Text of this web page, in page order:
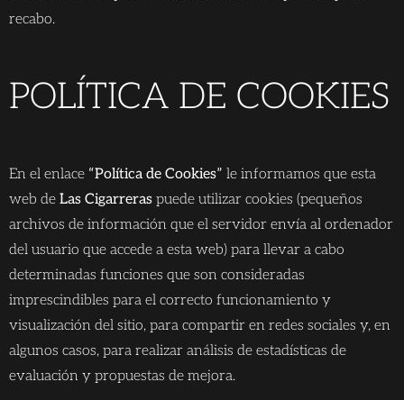
recabo.
POLÍTICA DE COOKIES
En el enlace “Política de Cookies” le informamos que esta
web de Las Cigarreras puede utilizar cookies (pequeños
archivos de información que el servidor envía al ordenador
del usuario que accede a esta web) para llevar a cabo
determinadas funciones que son consideradas
imprescindibles para el correcto funcionamiento y
visualización del sitio, para compartir en redes sociales y, en
algunos casos, para realizar análisis de estadísticas de
evaluación y propuestas de mejora.